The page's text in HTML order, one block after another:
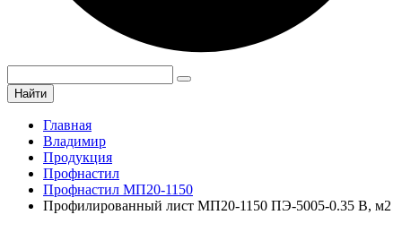
Найти
Главная
Владимир
Продукция
Профнастил
Профнастил МП20-1150
Профилированный лист МП20-1150 ПЭ-5005-0.35 B, м2